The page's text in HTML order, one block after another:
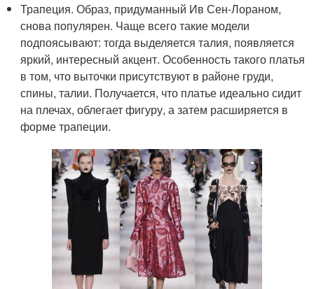
Трапеция. Образ, придуманный Ив Сен-Лораном,
снова популярен. Чаще всего такие модели
подпоясывают: тогда выделяется талия, появляется
яркий, интересный акцент. Особенность такого платья
в том, что выточки присутствуют в районе груди,
спины, талии. Получается, что платье идеально сидит
на плечах, облегает фигуру, а затем расширяется в
форме трапеции.